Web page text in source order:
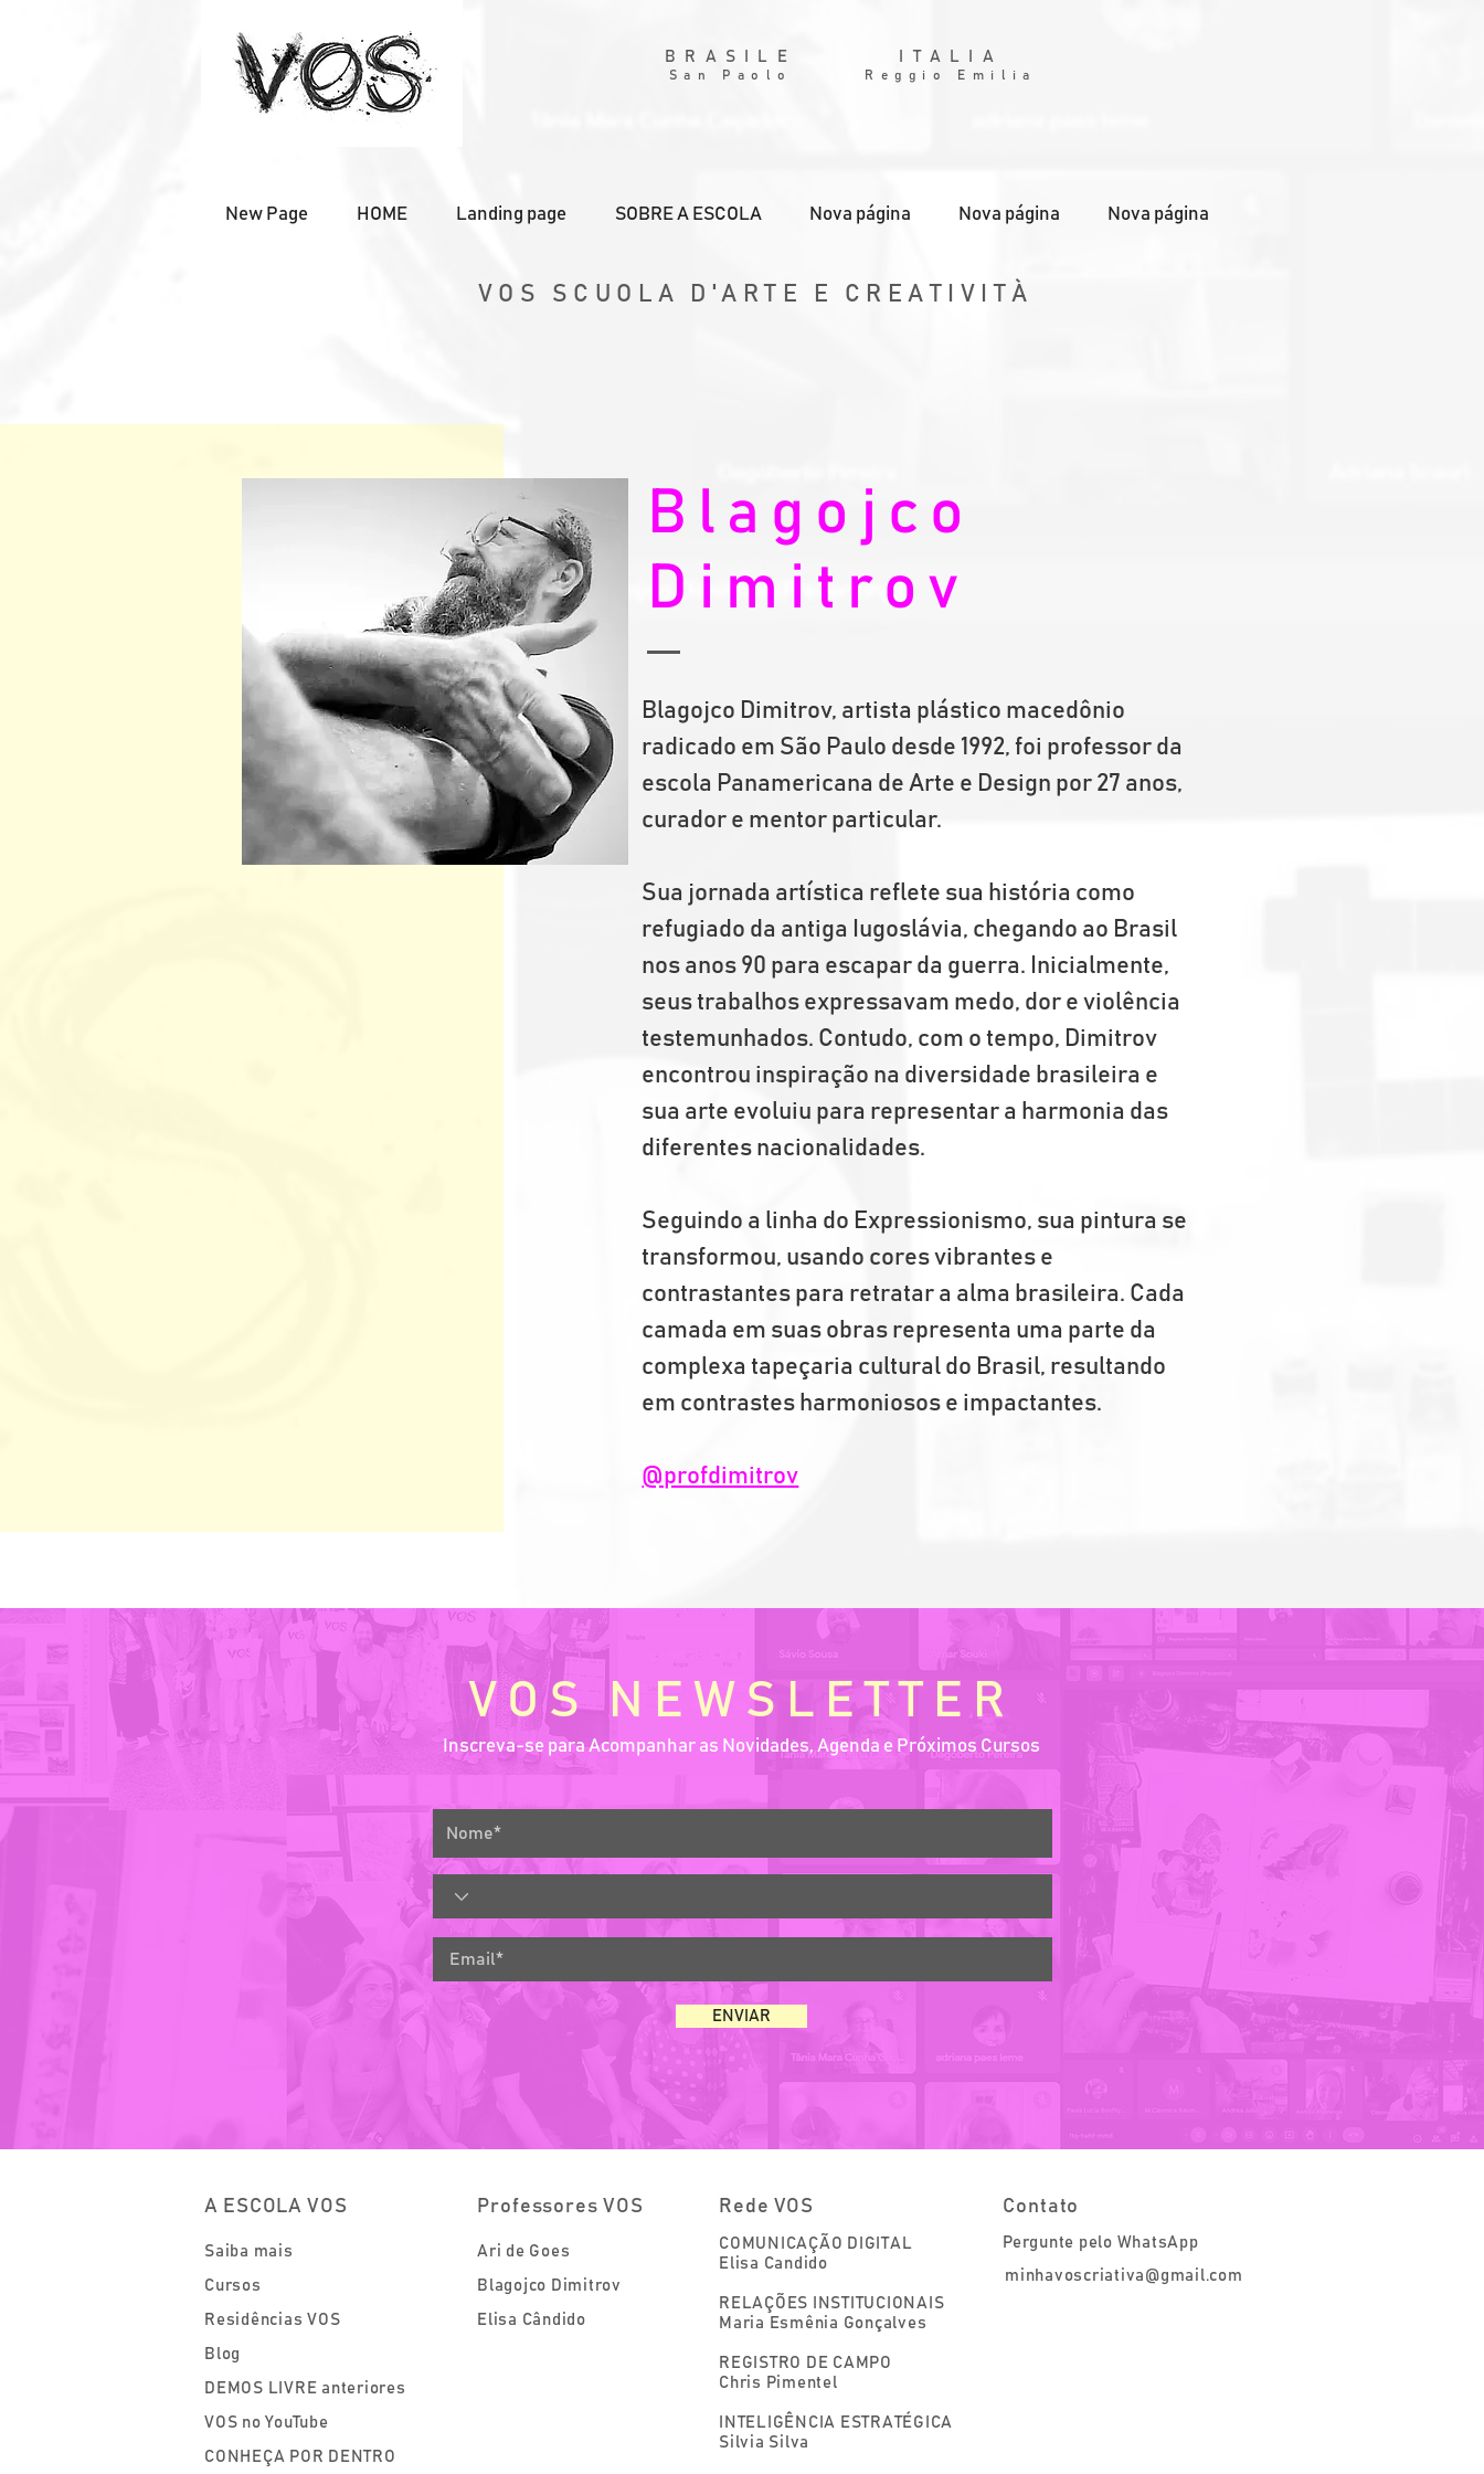
BRASILE
San Paolo
ITALIA
Reggio Emilia
New Page HOME Landing page SOBRE A ESCOLA Nova página Nova página Nova página
VOS SCUOLA D'ARTE E CREATIVITÀ
Blagojco
Dimitrov
Blagojco Dimitrov, artista plástico macedônio
radicado em São Paulo desde 1992, foi professor da
escola Panamericana de Arte e Design por 27 anos,
curador e mentor particular.
Sua jornada artística reflete sua história como
refugiado da antiga Iugoslávia, chegando ao Brasil
nos anos 90 para escapar da guerra. Inicialmente,
seus trabalhos expressavam medo, dor e violência
testemunhados. Contudo, com o tempo, Dimitrov
encontrou inspiração na diversidade brasileira e
sua arte evoluiu para representar a harmonia das
diferentes nacionalidades.
Seguindo a linha do Expressionismo, sua pintura se
transformou, usando cores vibrantes e
contrastantes para retratar a alma brasileira. Cada
camada em suas obras representa uma parte da
complexa tapeçaria cultural do Brasil, resultando
em contrastes harmoniosos e impactantes.
@profdimitrov
VOS NEWSLETTER
Inscreva-se para Acompanhar as Novidades, Agenda e Próximos Cursos
ENVIAR
A ESCOLA VOS
Saiba mais
Cursos
Residências VOS
Blog
DEMOS LIVRE anteriores
VOS no YouTube
CONHEÇA POR DENTRO
Professores VOS
Ari de Goes
Blagojco Dimitrov
Elisa Cândido
Rede VOS
COMUNICAÇÃO DIGITAL
Elisa Candido
RELAÇÕES INSTITUCIONAIS
Maria Esmênia Gonçalves
REGISTRO DE CAMPO
Chris Pimentel
INTELIGÊNCIA ESTRATÉGICA
Silvia Silva
Contato
Pergunte pelo WhatsApp
minhavoscriativa@gmail.com